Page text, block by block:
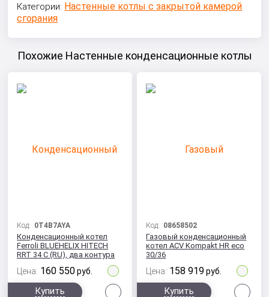
Категории: Настенные котлы с закрытой камерой
сгорания
Похожие Настенные конденсационные котлы
Код: 0T4B7AYA
Конденсационный котел
Ferroli BLUEHELIX HITECH
RRT 34 C (RU), два контура
Цена: 160 550 руб.
Купить
Код: 08658502
Газовый конденсационный
котел ACV Kompakt HR eco
30/36
Цена: 158 919 руб.
Купить